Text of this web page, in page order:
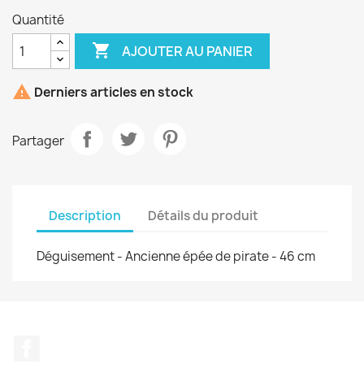
Quantité
 AJOUTER AU PANIER
 Derniers articles en stock
Partager
Description Détails du produit
Déguisement - Ancienne épée de pirate - 46 cm